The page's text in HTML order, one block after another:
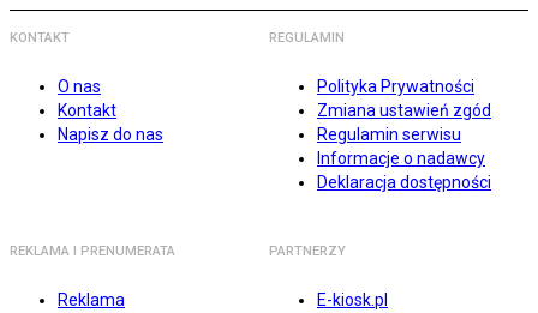
KONTAKT
O nas
Kontakt
Napisz do nas
REGULAMIN
Polityka Prywatności
Zmiana ustawień zgód
Regulamin serwisu
Informacje o nadawcy
Deklaracja dostępności
REKLAMA I PRENUMERATA
Reklama
PARTNERZY
E-kiosk.pl